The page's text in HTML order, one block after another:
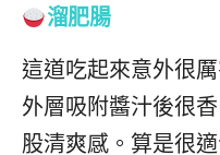
溜肥腸
這道吃起來意外很
外層吸附醬汁後很
股清爽感。算是很